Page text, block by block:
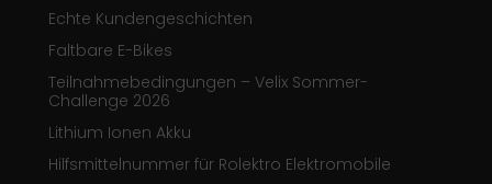
Echte Kundengeschichten
Faltbare E-Bikes
Teilnahmebedingungen – Velix Sommer-
Challenge 2026
Lithium Ionen Akku
Hilfsmittelnummer für Rolektro Elektromobile